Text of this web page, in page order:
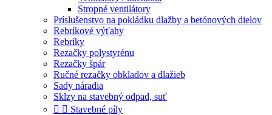
Stropné ventilátory
Príslušenstvo na pokládku dlažby a betónových dielov
Rebríkové výťahy
Rebríky
Rezačky polystyrénu
Rezačky špár
Ručné rezačky obkladov a dlažieb
Sady náradia
Sklzy na stavebný odpad, suť
  Stavebné píly